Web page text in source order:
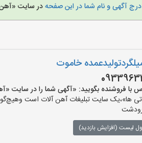
درج آگهی و نام شما در این صفحهدر سایت «آهن
خاموت
فروشنده بگویید: «آگهی شما را در سایت «آهن آلاتی
ها»،یک سایت تبلیغات آهن آلات است
لیست (افزایش بازدید)